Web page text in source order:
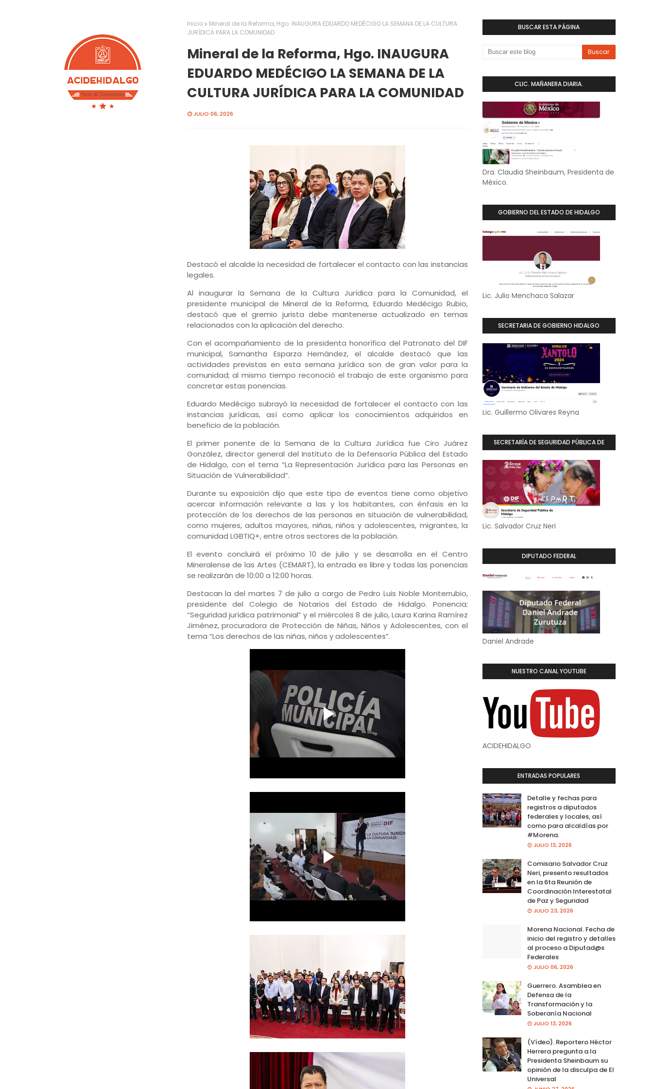
Inicio
Mineral de la Reforma, Hgo. INAUGURA EDUARDO MEDÉCIGO LA SEMANA DE LA CULTURA
JURÍDICA PARA LA COMUNIDAD
Mineral de la Reforma, Hgo. INAUGURA
EDUARDO MEDÉCIGO LA SEMANA DE LA
CULTURA JURÍDICA PARA LA COMUNIDAD
JULIO 06, 2026
Destacó el alcalde la necesidad de fortalecer el contacto con las instancias
legales.
Al inaugurar la Semana de la Cultura Jurídica para la Comunidad, el
presidente municipal de Mineral de la Reforma, Eduardo Medécigo Rubio,
destacó que el gremio jurista debe mantenerse actualizado en temas
relacionados con la aplicación del derecho.
Con el acompañamiento de la presidenta honorífica del Patronato del DIF
municipal, Samantha Esparza Hernández, el alcalde destacó que las
actividades previstas en esta semana jurídica son de gran valor para la
comunidad; al mismo tiempo reconoció el trabajo de este organismo para
concretar estas ponencias.
Eduardo Medécigo subrayó la necesidad de fortalecer el contacto con las
instancias jurídicas, así como aplicar los conocimientos adquiridos en
beneficio de la población.
El primer ponente de la Semana de la Cultura Jurídica fue Ciro Juárez
González, director general del Instituto de la Defensoría Pública del Estado
de Hidalgo, con el tema “La Representación Jurídica para las Personas en
Situación de Vulnerabilidad”.
Durante su exposición dijo que este tipo de eventos tiene como objetivo
acercar información relevante a las y los habitantes, con énfasis en la
protección de los derechos de las personas en situación de vulnerabilidad,
como mujeres, adultos mayores, niñas, niños y adolescentes, migrantes, la
comunidad LGBTIQ+, entre otros sectores de la población.
El evento concluirá el próximo 10 de julio y se desarrolla en el Centro
Mineralense de las Artes (CEMART), la entrada es libre y todas las ponencias
se realizarán de 10:00 a 12:00 horas.
Destacan la del martes 7 de julio a cargo de Pedro Luis Noble Monterrubio,
presidente del Colegio de Notarios del Estado de Hidalgo. Ponencia:
“Seguridad jurídica patrimonial” y el miércoles 8 de julio, Laura Karina Ramírez
Jiménez, procuradora de Protección de Niñas, Niños y Adolescentes, con el
tema “Los derechos de las niñas, niños y adolescentes”.
BUSCAR ESTA PÁGINA
CLIC. MAÑANERA DIARIA.
Dra. Claudia Sheinbaum, Presidenta de
México.
GOBIERNO DEL ESTADO DE HIDALGO
Lic. Julio Menchaca Salazar
SECRETARIA DE GOBIERNO HIDALGO
Lic. Guillermo Olivares Reyna
SECRETARÍA DE SEGURIDAD PÚBLICA DE
Lic. Salvador Cruz Neri
DIPUTADO FEDERAL
Daniel Andrade
NUESTRO CANAL YOUTUBE
ACIDEHIDALGO
ENTRADAS POPULARES
Detalle y fechas para
registros a diputados
federales y locales, así
como para alcaldías por
#Morena.
JULIO 13, 2026
Comisario Salvador Cruz
Neri, presento resultados
en la 6ta Reunión de
Coordinación Interestatal
de Paz y Seguridad
JULIO 23, 2026
Morena Nacional. Fecha de
inicio del registro y detalles
al proceso a Diputad@s
Federales
JULIO 06, 2026
Guerrero. Asamblea en
Defensa de la
Transformación y la
Soberanía Nacional
JULIO 13, 2026
(Vídeo). Reportero Héctor
Herrera pregunta a la
Presidenta Sheinbaum su
opinión de la disculpa de El
Universal